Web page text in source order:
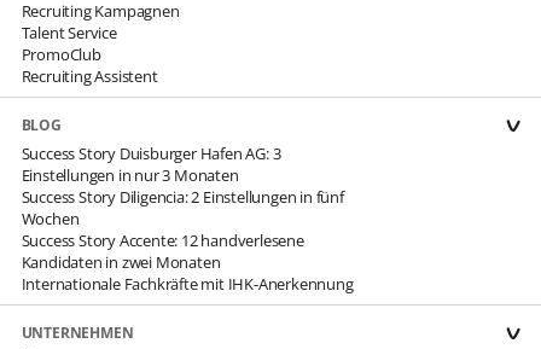
Recruiting Kampagnen
Talent Service
PromoClub
Recruiting Assistent
BLOG
Success Story Duisburger Hafen AG: 3
Einstellungen in nur 3 Monaten
Success Story Diligencia: 2 Einstellungen in fünf
Wochen
Success Story Accente: 12 handverlesene
Kandidaten in zwei Monaten
Internationale Fachkräfte mit IHK-Anerkennung
UNTERNEHMEN